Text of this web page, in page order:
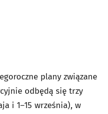
plany związane
odbędą się trzy
i 1–15 września), w